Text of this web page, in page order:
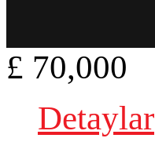
£ 70,000
Detaylar